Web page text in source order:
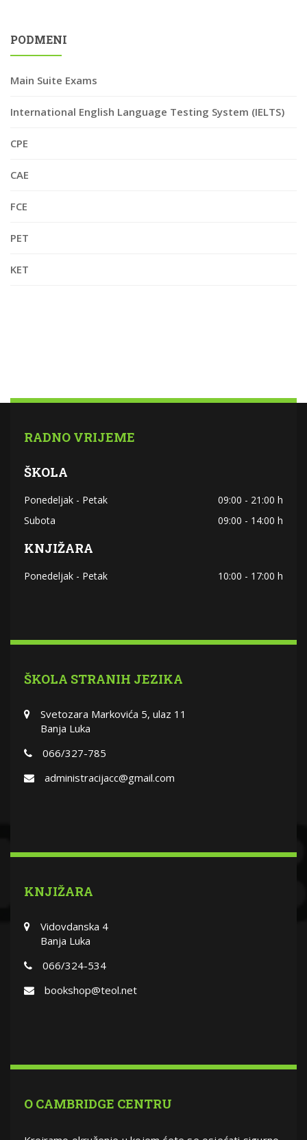
PODMENI
Main Suite Exams
International English Language Testing System (IELTS)
CPE
CAE
FCE
PET
KET
RADNO VRIJEME
ŠKOLA
Ponedeljak - Petak
09:00 - 21:00 h
Subota
09:00 - 14:00 h
KNJIŽARA
Ponedeljak - Petak 10:00 - 17:00 h
ŠKOLA STRANIH JEZIKA
Svetozara Markovića 5, ulaz 11
Banja Luka
066/327-785
administracijacc@gmail.com
KNJIŽARA
Vidovdanska 4
Banja Luka
066/324-534
bookshop@teol.net
O CAMBRIDGE CENTRU